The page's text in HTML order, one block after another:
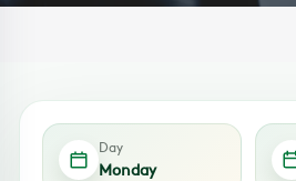
Day
Monday